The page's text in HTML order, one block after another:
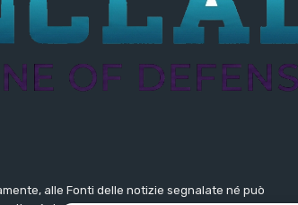
alle Fonti delle notizie segnalate né può